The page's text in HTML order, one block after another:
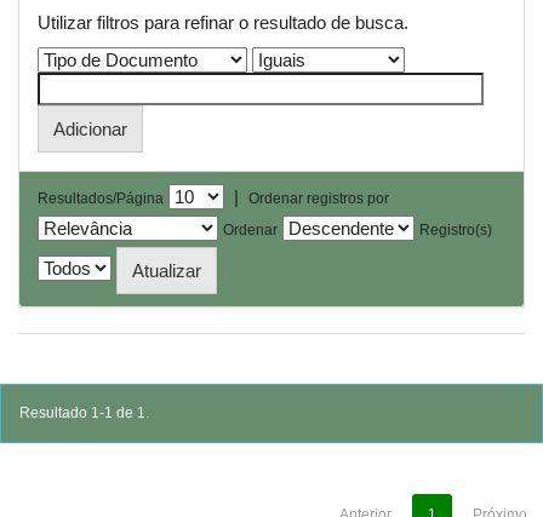
Utilizar filtros para refinar o resultado de busca.
Resultados/Página |
Ordenar registros por
Ordenar
Registro(s)
Resultado 1-1 de 1.